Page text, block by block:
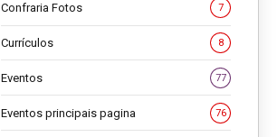
Confraria Fotos 7
Currículos 8
Eventos 77
Eventos principais pagina 76